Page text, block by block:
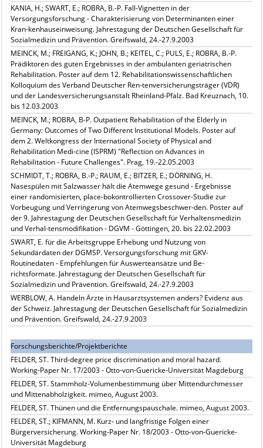
KANIA, H.; SWART, E.; ROBRA, B.-P. Fall-Vignetten in der
Versorgungsforschung - Charakterisierung von Determinanten einer
Kran-kenhauseinweisung. Jahrestagung der Deutschen Gesellschaft für
Sozialmedizin und Prävention. Greifswald, 24.-27.9.2003
MEINCK, M.; FREIGANG, K.; JOHN, B.; KEITEL, C.; PULS, E.; ROBRA, B.-P.
Prädiktoren des guten Ergebnisses in der ambulanten geriatrischen
Rehabilitation. Poster auf dem 12. Rehabilitationswissenschaftlichen
Kolloquium des Verband Deutscher Ren-tenversicherungsträger (VDR)
und der Landesversicherungsanstalt Rheinland-Pfalz. Bad Kreuznach, 10.
bis 12.03.2003
MEINCK, M.; ROBRA, B-P. Outpatient Rehabilitation of the Elderly in
Germany: Outcomes of Two Different Institutional Models. Poster auf
dem 2. Weltkongress der International Society of Physical and
Rehabilitation Medi-cine (ISPRM) "Reflection on Advances in
Rehabilitation - Future Challenges". Prag, 19.-22.05.2003
SCHMIDT, T.; ROBRA, B.-P.; RAUM, E.; BITZER, E.; DÖRNING, H.
Nasespülen mit Salzwasser hält die Atemwege gesund - Ergebnisse
einer randomisierten, place-bokontrollierten Crossover-Studie zur
Vorbeugung und Verringerung von Atemwegsbeschwer-den. Poster auf
der 9. Jahrestagung der Deutschen Gesellschaft für Verhaltensmedizin
und Verhal-tensmodifikation - DGVM - Göttingen, 20. bis 22.02.2003
SWART, E. für die Arbeitsgruppe Erhebung und Nutzung von
Sekundärdaten der DGMSP. Versorgungsforschung mit GKV-
Routinedaten - Empfehlungen für Auswerteansätze und Be-
richtsformate. Jahrestagung der Deutschen Gesellschaft für
Sozialmedizin und Prävention. Greifswald, 24.-27.9.2003
WERBLOW, A. Handeln Ärzte in Hausarztsystemen anders? Evidenz aus
der Schweiz. Jahrestagung der Deutschen Gesellschaft für Sozialmedizin
und Prävention. Greifswald, 24.-27.9.2003
Forschungsberichte/Projektberichte
FELDER, ST. Third-degree price discrimination and moral hazard.
Working-Paper Nr. 17/2003 - Otto-von-Guericke-Universität Magdeburg
FELDER, ST. Stammholz-Volumenbestimmung über Mittendurchmesser
und Mittenabholzigkeit. mimeo, August 2003.
FELDER, ST. Thünen und die Entfernungspauschale. mimeo, August 2003.
FELDER, ST.; KIFMANN, M. Kurz- und langfristige Folgen einer
Bürgerversicherung. Working-Paper Nr. 18/2003 - Otto-von-Guericke-
Universität Magdeburg